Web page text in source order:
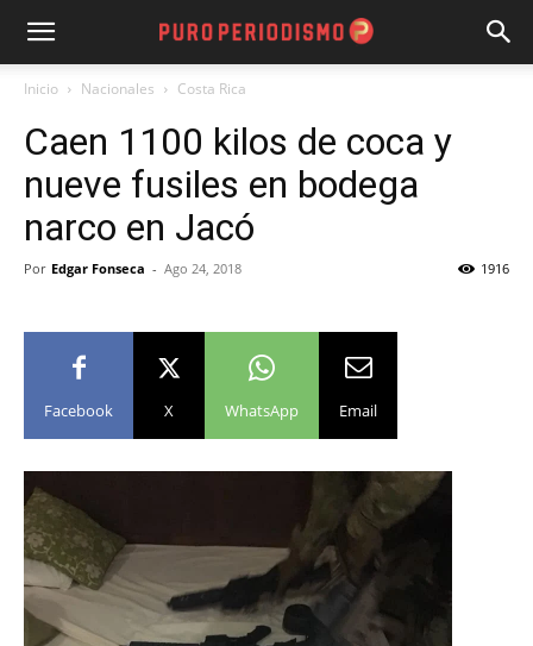
Inicio Nacionales Costa Rica
Caen 1100 kilos de coca y
nueve fusiles en bodega
narco en Jacó
Por Edgar Fonseca - Ago 24, 2018 1916
Facebook X WhatsApp Email